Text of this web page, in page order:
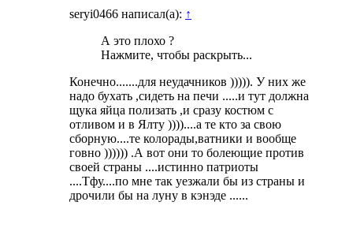
seryi0466 написал(а): ↑
А это плохо ?
Нажмите, чтобы раскрыть...
Конечно.......для неудачников ))))). У них же
надо бухать ,сидеть на печи .....и тут должна
щука яйца полизать ,и сразу костюм с
отливом и в Ялту ))))....а те кто за свою
сборную....те колорады,ватники и вообще
говно )))))) .А вот они то болеющие против
своей страны ....истинно патриоты
....Тфу....по мне так уезжали бы из страны и
дрочили бы на луну в кэнэде ......